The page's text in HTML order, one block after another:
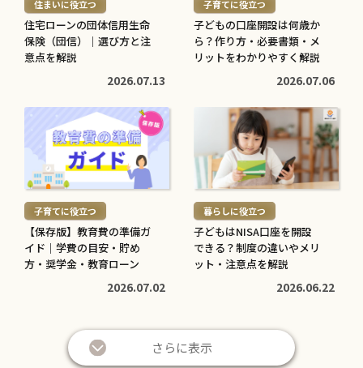
> 住まいに役立つ
住宅ローンの団体信用生命
保険（団信）｜選び方と注
意点を解説
2026.07.13
> 子育てに役立つ
子どもの口座開設は何歳か
ら？作り方・必要書類・メ
リットをわかりやすく解説
2026.07.06
を
読
む
> 子育てに役立つ
【保存版】教育費の準備ガ
イド｜学費の目安・貯め
方・奨学金・教育ローン
2026.07.02
を
読
む
> 暮らしに役立つ
子どもはNISA口座を開設
できる？制度の違いやメリ
ット・注意点を解説
2026.06.22
さらに表示